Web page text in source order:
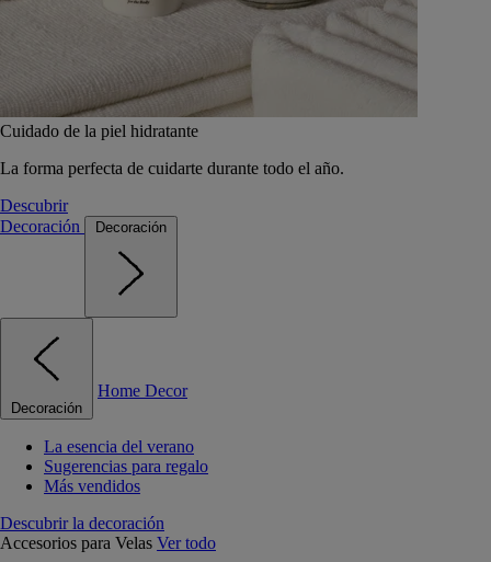
Cuidado de la piel hidratante
La forma perfecta de cuidarte durante todo el año.
Descubrir
Decoración
Decoración
Decoración
Home Decor
La esencia del verano
Sugerencias para regalo
Más vendidos
Descubrir la decoración
Accesorios para Velas Ver todo